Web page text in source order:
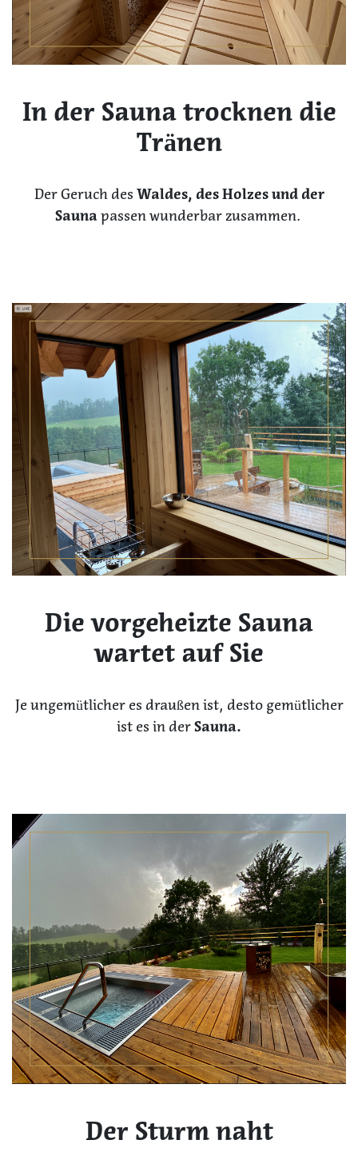
In der Sauna trocknen die
Tränen
Der Geruch des Waldes, des Holzes und der
Saunapassen wunderbar zusammen.
Die vorgeheizte Sauna
wartet auf Sie
Je ungemütlicher es draußen ist, desto gemütlicher
ist es in derSauna.
Der Sturm naht